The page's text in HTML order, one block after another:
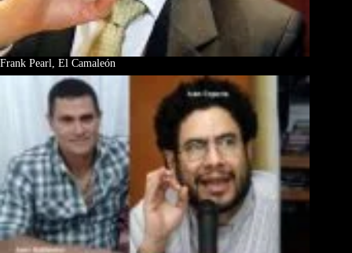
Frank Pearl, El Camaleón